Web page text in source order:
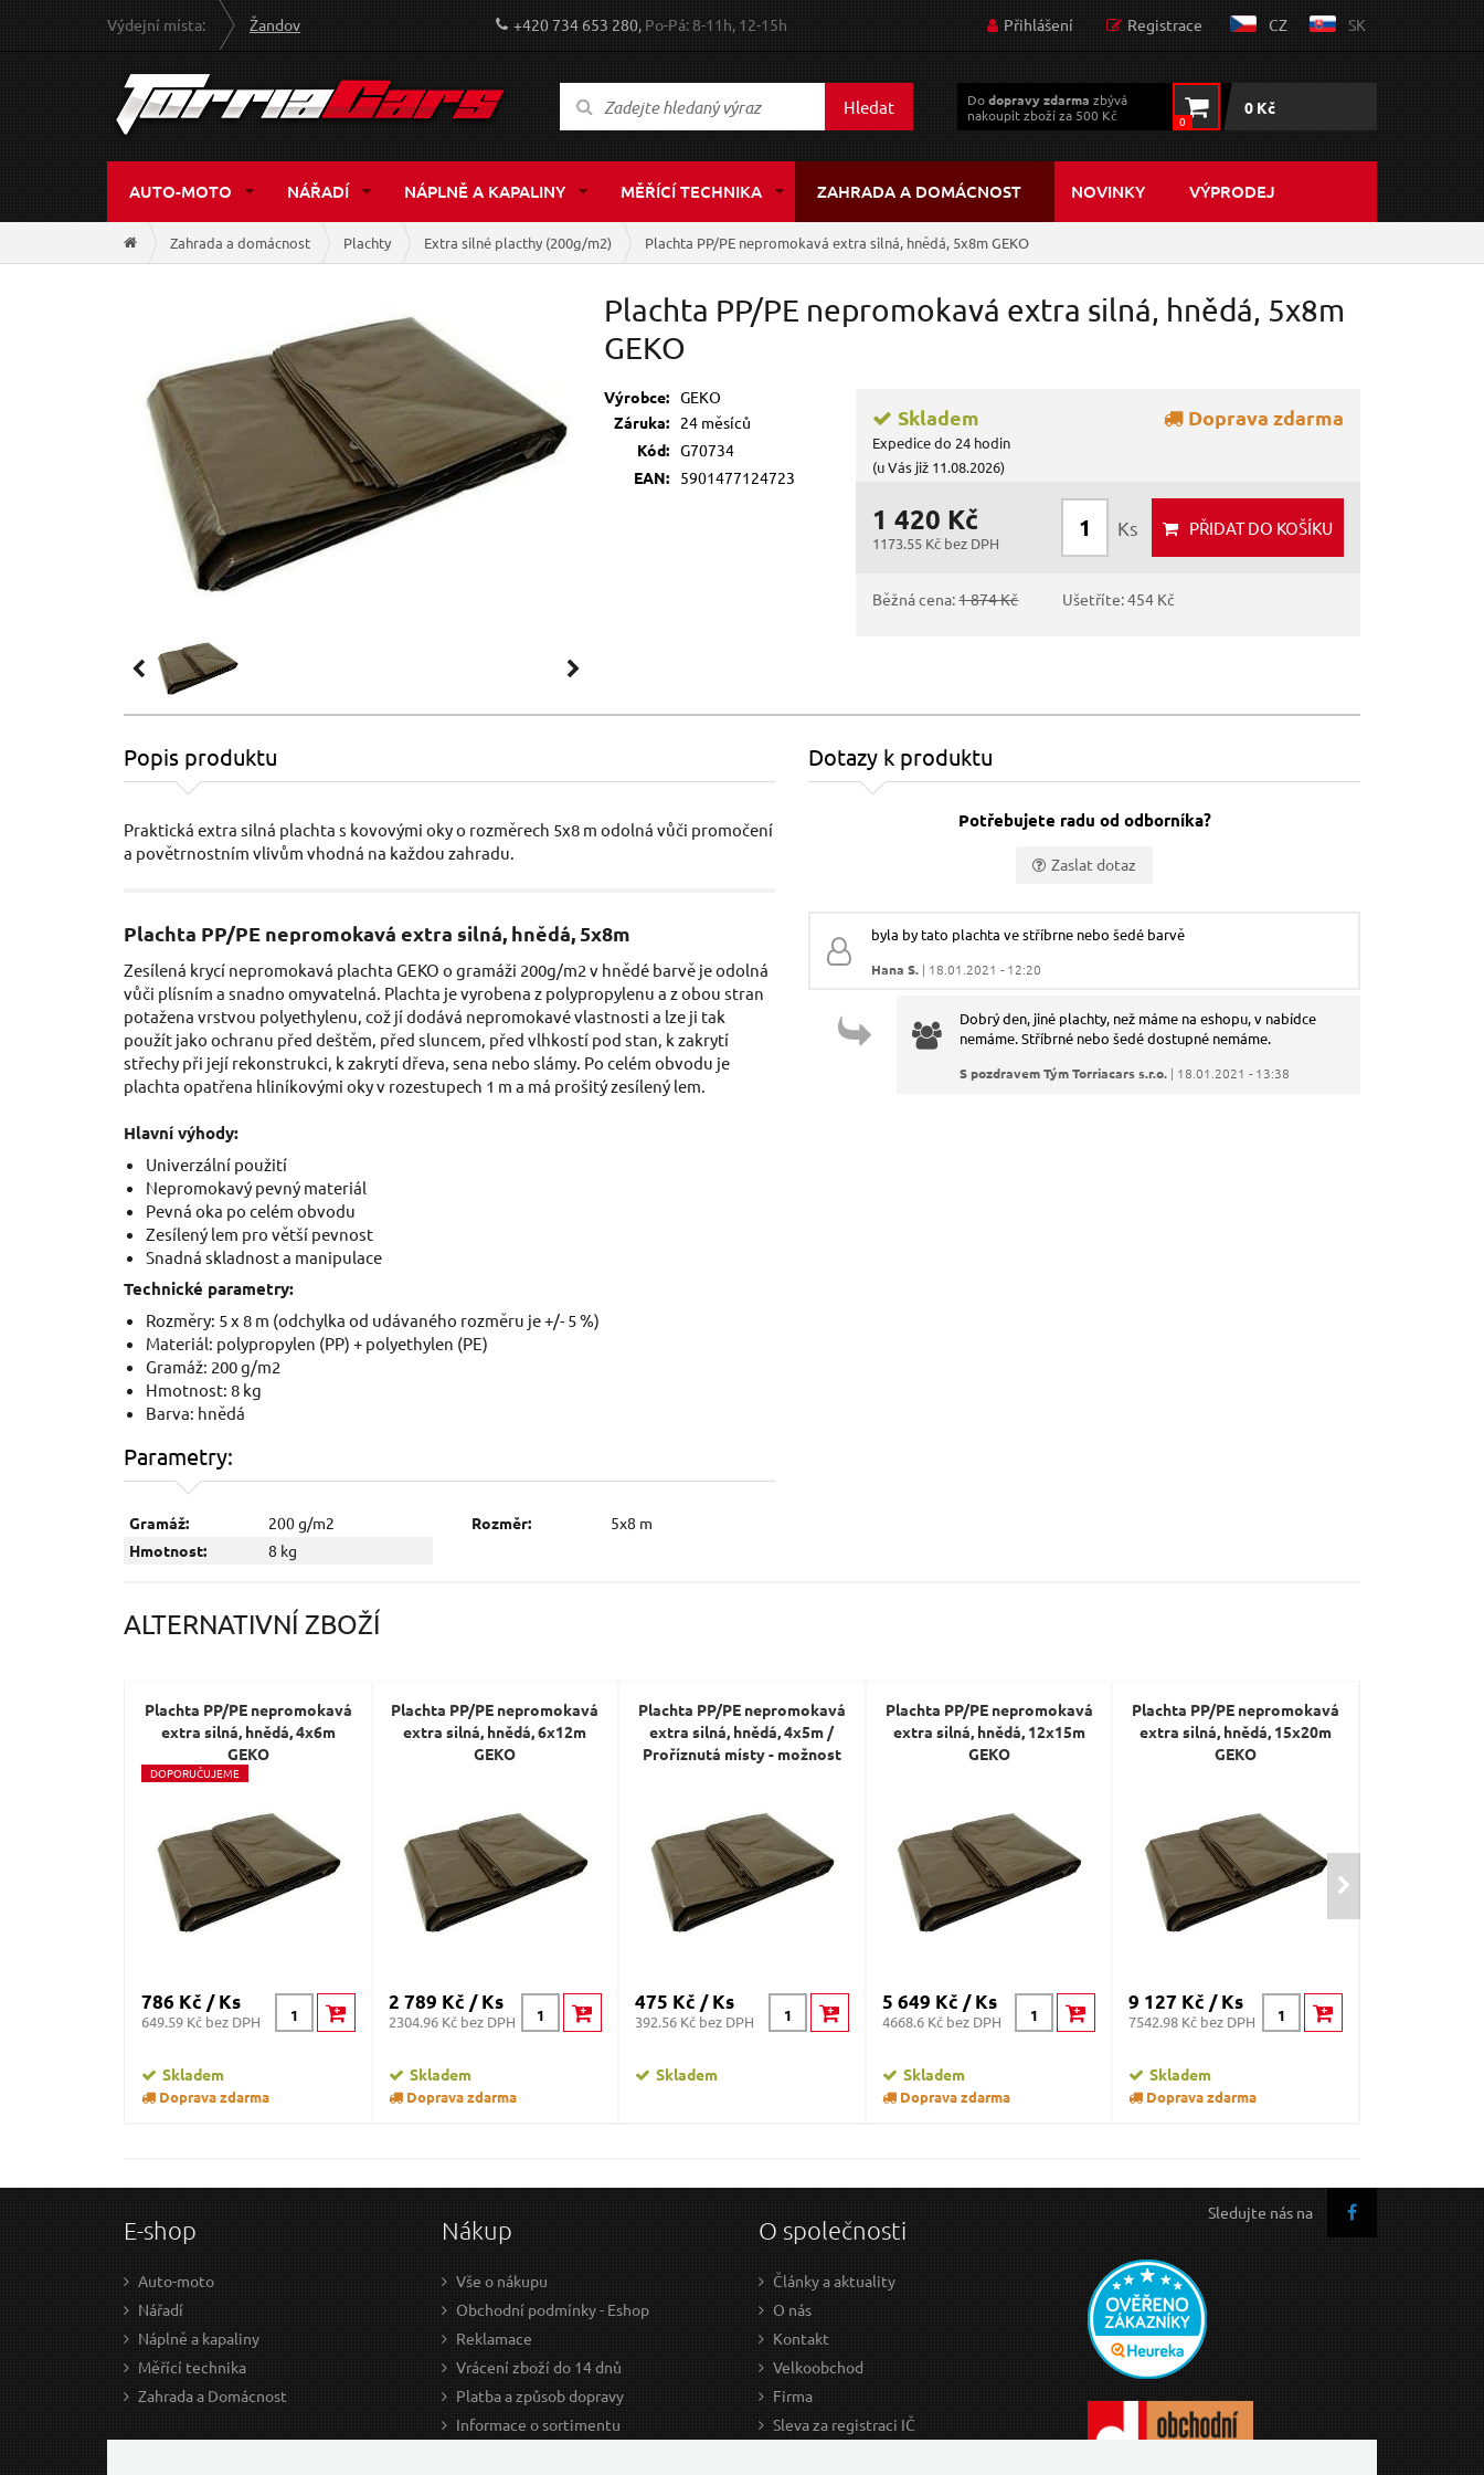
Výdejní místa: Žandov +420 734 653 280,Po-Pá: 8-11h, 12-15h Přihlášení Registrace CZ SK
Hledat Dodopravy zdarma zbývá
nakoupit zboží za 500 Kč
0
0 Kč
AUTO-MOTO NÁŘADÍ NÁPLNĚ A KAPALINY MĚŘÍCÍ TECHNIKA ZAHRADA A DOMÁCNOST NOVINKY VÝPRODEJ
Zahrada a domácnost Plachty Extra silné placthy (200g/m2) Plachta PP/PE nepromokavá extra silná, hnědá, 5x8m GEKO
Plachta PP/PE nepromokavá extra silná, hnědá, 5x8m
GEKO
Výrobce: GEKO
Záruka:
24 měsíců
Kód: G70734
EAN:
5901477124723
Doprava zdarma
Skladem
Expedice do 24 hodin
(u Vás již 11.08.2026)
1 420 Kč
1173.55 Kč bez DPH
Ks PŘIDATDO KOŠÍKU
Běžná cena:1 874 Kč Ušetříte: 454 Kč
Popis produktu
Praktická extra silná plachta s kovovými oky o rozměrech 5x8 m odolná vůči promočení
a povětrnostním vlivům vhodná na každou zahradu.
Plachta PP/PE nepromokavá extra silná, hnědá, 5x8m
Zesílená krycí nepromokavá plachta GEKO o gramáži 200g/m2 v hnědé barvě je odolná
vůči plísním a snadno omyvatelná. Plachta je vyrobena z polypropylenu a z obou stran
potažena vrstvou polyethylenu, což jí dodává nepromokavé vlastnosti a lze ji tak
použít jako ochranu před deštěm, před sluncem, před vlhkostí pod stan, k zakrytí
střechy při její rekonstrukci, k zakrytí dřeva, sena nebo slámy. Po celém obvodu je
plachta opatřena hliníkovými oky v rozestupech 1 m a má prošitý zesílený lem.
Hlavní výhody:
Univerzální použití
Nepromokavý pevný materiál
Pevná oka po celém obvodu
Zesílený lem pro větší pevnost
Snadná skladnost a manipulace
Technické parametry:
Rozměry: 5 x 8 m (odchylka od udávaného rozměru je +/- 5 %)
Materiál: polypropylen (PP) + polyethylen (PE)
Gramáž: 200 g/m2
Hmotnost: 8 kg
Barva: hnědá
Parametry:
Gramáž:
200 g/m2
Hmotnost:
8 kg
Rozměr: 5x8 m
Dotazy k produktu
Potřebujete radu od odborníka?
Zaslat dotaz
Váš e-mail:
byla by tato plachta ve stříbrne nebo šedé barvě
Hana S. | 18.01.2021 - 12:20
Dobrý den, jiné plachty, než máme na eshopu, v nabídce
nemáme. Stříbrné nebo šedé dostupné nemáme.
S pozdravem Tým Torriacars s.r.o. | 18.01.2021 - 13:38
ALTERNATIVNÍ ZBOŽÍ
Plachta PP/PE nepromokavá
extra silná, hnědá, 4x6m
GEKO
DOPORUČUJEME
786 Kč / Ks
649.59 Kč bez DPH
Skladem
Doprava zdarma
Plachta PP/PE nepromokavá
extra silná, hnědá, 6x12m
GEKO
2 789 Kč / Ks
2304.96 Kč bez DPH
Skladem
Doprava zdarma
Plachta PP/PE nepromokavá
extra silná, hnědá, 4x5m /
Proříznutá místy - možnost
475 Kč / Ks
392.56 Kč bez DPH
Skladem
Plachta PP/PE nepromokavá
extra silná, hnědá, 12x15m
GEKO
5 649 Kč / Ks
4668.6 Kč bez DPH
Skladem
Doprava zdarma
Plachta PP/PE nepromokavá
extra silná, hnědá, 15x20m
GEKO
9 127 Kč / Ks
7542.98 Kč bez DPH
Skladem
Doprava zdarma
Sledujte nás na
E-shop
Auto-moto
Nářadí
Náplně a kapaliny
Měřící technika
Zahrada a Domácnost
Nákup
Vše o nákupu
Obchodní podmínky - Eshop
Reklamace
Vrácení zboží do 14 dnů
Platba a způsob dopravy
Informace o sortimentu
O společnosti
Články a aktuality
O nás
Kontakt
Velkoobchod
Firma
Sleva za registraci IČ